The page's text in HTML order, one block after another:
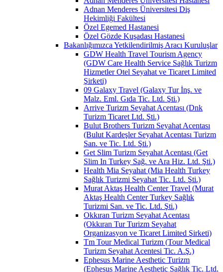
Adnan Menderes Üniversitesi Diş
Hekimliği Fakültesi
Özel Egemed Hastanesi
Özel Gözde Kuşadası Hastanesi
Bakanlığımızca Yetkilendirilmiş Aracı Kuruluşlar
GDW Health Travel Tourism Agency
(GDW Care Health Service Sağlık Turizm
Hizmetler Otel Seyahat ve Ticaret Limited
Şirketi)
09 Galaxy Travel (Galaxy Tur İnş. ve
Malz. Eml. Gıda Tic. Ltd. Şti.)
Arrive Turizm Seyahat Acentası (Dnk
Turizm Ticaret Ltd. Şti.)
Bulut Brothers Turizm Seyahat Acentası
(Bulut Kardeşler Seyahat Acentası Turizm
San. ve Tic. Ltd. Şti.)
Get Slim Turizm Seyahat Acentası (Get
Slim In Turkey Sağ. ve Ara Hiz. Ltd. Şti.)
Health Mia Seyahat (Mia Health Turkey
Sağlık Turizmi Seyahat Tic. Ltd. Şti.)
Murat Aktaş Health Center Travel (Murat
Aktaş Health Center Turkey Sağlık
Turizmi San. ve Tic. Ltd. Şti.)
Okkıran Turizm Seyahat Acentası
(Okkıran Tur Turizm Seyahat
Organizasyon ve Ticaret Limited Şirketi)
Tm Tour Medical Turizm (Tour Medical
Turizm Seyahat Acentesi Tic. A.Ş.)
Ephesus Marine Aesthetic Turizm
(Ephesus Marine Aesthetic Sağlık Tic. Ltd.